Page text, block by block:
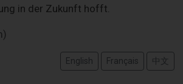
in der Zukunft hofft.
English Français 中文